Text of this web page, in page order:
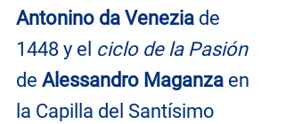
Antonino da Venezia de
1448 y el ciclo de la Pasión
de Alessandro Maganza en
la Capilla del Santísimo